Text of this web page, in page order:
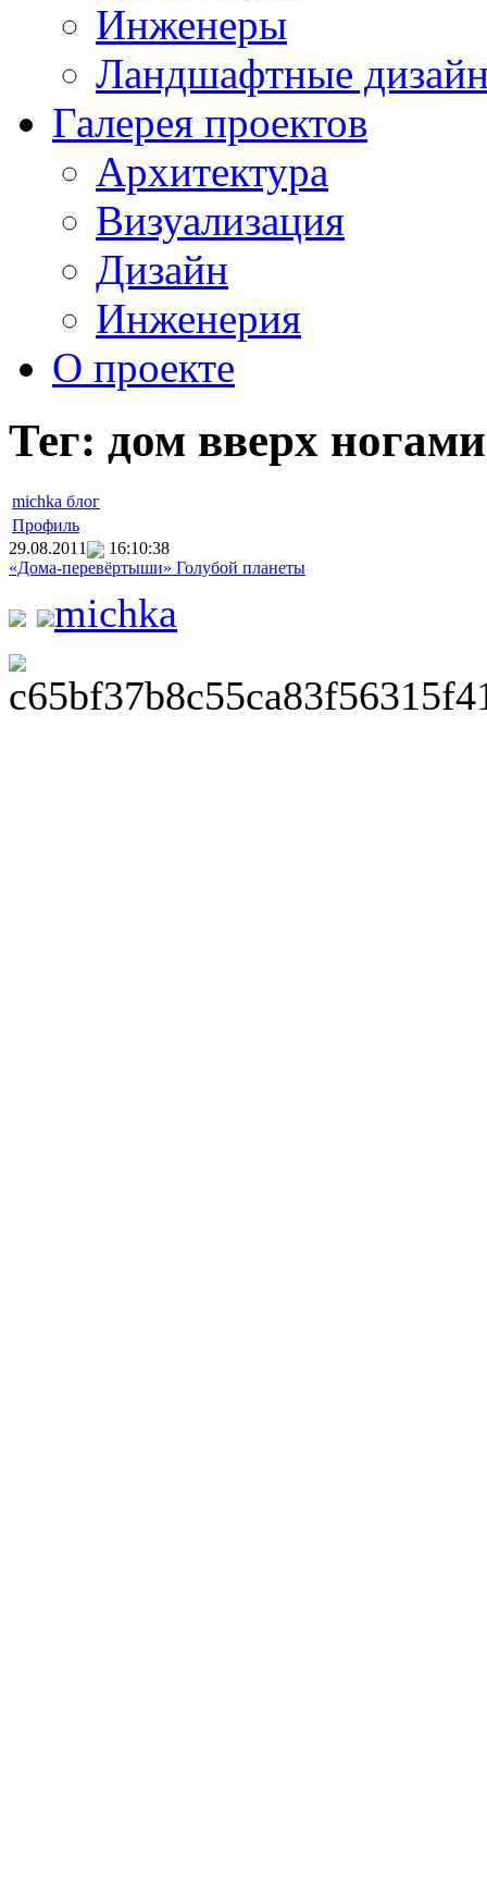
Инженеры
Ландшафтные
Галерея проектов
Архитектура
Визуализация
Дизайн
Инженерия
О проекте
Тег: дом вверх ногами
michka блог
Профиль
29.08.2011
16:10:38
«Дома-перевёртыши» Голубой планеты
michka